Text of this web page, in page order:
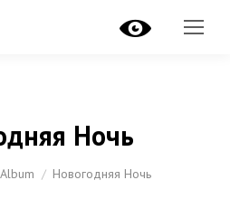
Ночь
Новогодняя Ночь